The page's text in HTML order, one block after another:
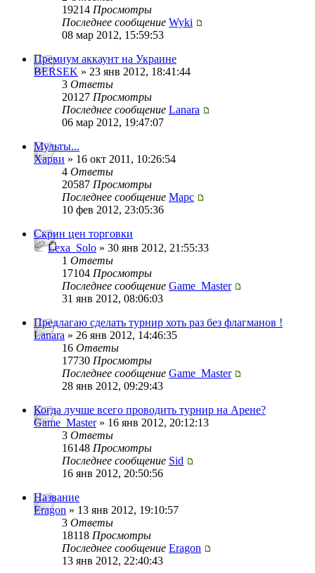
19214 Просмотры
Последнее сообщение Wyki
08 мар 2012, 15:59:53
Премиум аккаунт на Украине
BERSEK » 23 янв 2012, 18:41:44
3 Ответы
20127 Просмотры
Последнее сообщение Lanara
06 мар 2012, 19:47:07
Мульты...
Харви » 16 окт 2011, 10:26:54
4 Ответы
20587 Просмотры
Последнее сообщение Mapc
10 фев 2012, 23:05:36
Скрин цен торговки
Lexa_Solo » 30 янв 2012, 21:55:33
1 Ответы
17104 Просмотры
Последнее сообщение Game_Master
31 янв 2012, 08:06:03
Предлагаю сделать турнир хоть раз без флагманов !
Lanara » 26 янв 2012, 14:46:35
16 Ответы
17730 Просмотры
Последнее сообщение Game_Master
28 янв 2012, 09:29:43
Когда лучше всего проводить турнир на Арене?
Game_Master» 16 янв 2012, 20:12:13
3 Ответы
16148 Просмотры
Последнее сообщение Sid
16 янв 2012, 20:50:56
Название
Eragon » 13 янв 2012, 19:10:57
3 Ответы
18118 Просмотры
Последнее сообщение Eragon
13 янв 2012, 22:40:43